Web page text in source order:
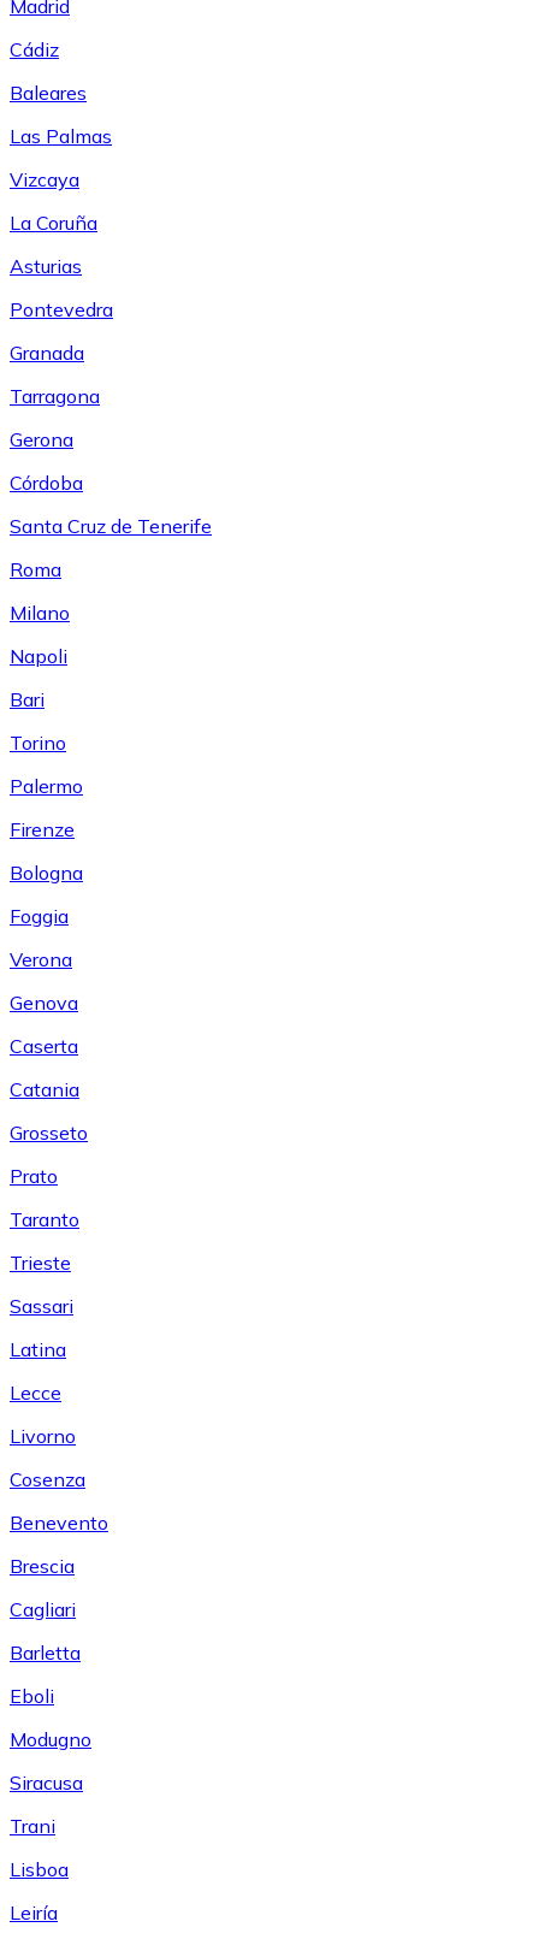
Madrid
Cádiz
Baleares
Las Palmas
Vizcaya
La Coruña
Asturias
Pontevedra
Granada
Tarragona
Gerona
Córdoba
Santa Cruz de Tenerife
Roma
Milano
Napoli
Bari
Torino
Palermo
Firenze
Bologna
Foggia
Verona
Genova
Caserta
Catania
Grosseto
Prato
Taranto
Trieste
Sassari
Latina
Lecce
Livorno
Cosenza
Benevento
Brescia
Cagliari
Barletta
Eboli
Modugno
Siracusa
Trani
Lisboa
Leiría